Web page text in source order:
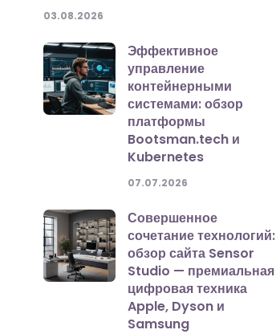
03.08.2026
Эффективное
управление
контейнерными
системами: обзор
платформы
Bootsman.tech и
Kubernetes
07.07.2026
Совершенное
сочетание технологий:
обзор сайта Sensor
Studio — премиальная
цифровая техника
Apple, Dyson и
Samsung